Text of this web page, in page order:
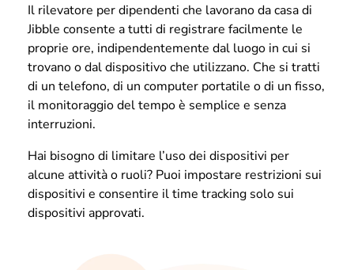
Il rilevatore per dipendenti che lavorano da casa di
Jibble consente a tutti di registrare facilmente le
proprie ore, indipendentemente dal luogo in cui si
trovano o dal dispositivo che utilizzano. Che si tratti
di un telefono, di un computer portatile o di un fisso,
il monitoraggio del tempo è semplice e senza
interruzioni.
Hai bisogno di limitare l’uso dei dispositivi per
alcune attività o ruoli? Puoi impostare restrizioni sui
dispositivi e consentire il time tracking solo sui
dispositivi approvati.